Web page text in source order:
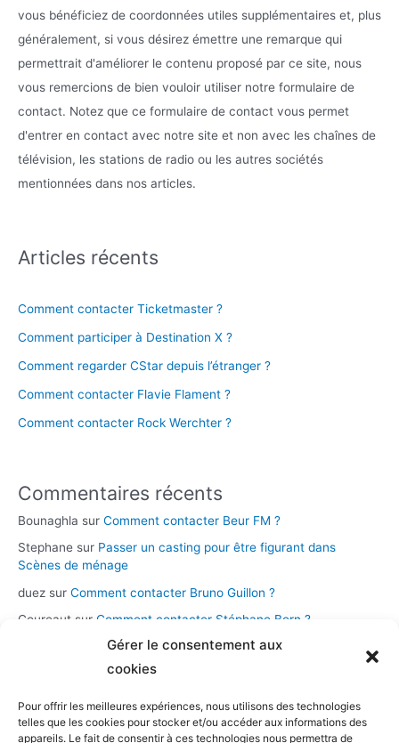
Gérer le consentement aux
cookies
Pour offrir les meilleures expériences, nous utilisons des technologies
telles que les cookies pour stocker et/ou accéder aux informations des
appareils. Le fait de consentir à ces technologies nous permettra de
vous bénéficiez de coordonnées utiles supplémentaires et, plus
généralement, si vous désirez émettre une remarque qui
permettrait d'améliorer le contenu proposé par ce site, nous
vous remercions de bien vouloir utiliser notre formulaire de
contact. Notez que ce formulaire de contact vous permet
d'entrer en contact avec notre site et non avec les chaînes de
télévision, les stations de radio ou les autres sociétés
mentionnées dans nos articles.
Articles récents
Comment contacter Ticketmaster ?
Comment participer à Destination X ?
Comment regarder CStar depuis l’étranger ?
Comment contacter Flavie Flament ?
Comment contacter Rock Werchter ?
Commentaires récents
Bounaghla sur Comment contacter Beur FM ?
Stephane sur Passer un casting pour être figurant dans
Scènes de ménage
duez sur Comment contacter Bruno Guillon ?
Coureaut sur Comment contacter Stéphane Bern ?
Comment contacter la chaîne Novo 19 ?
Catégories